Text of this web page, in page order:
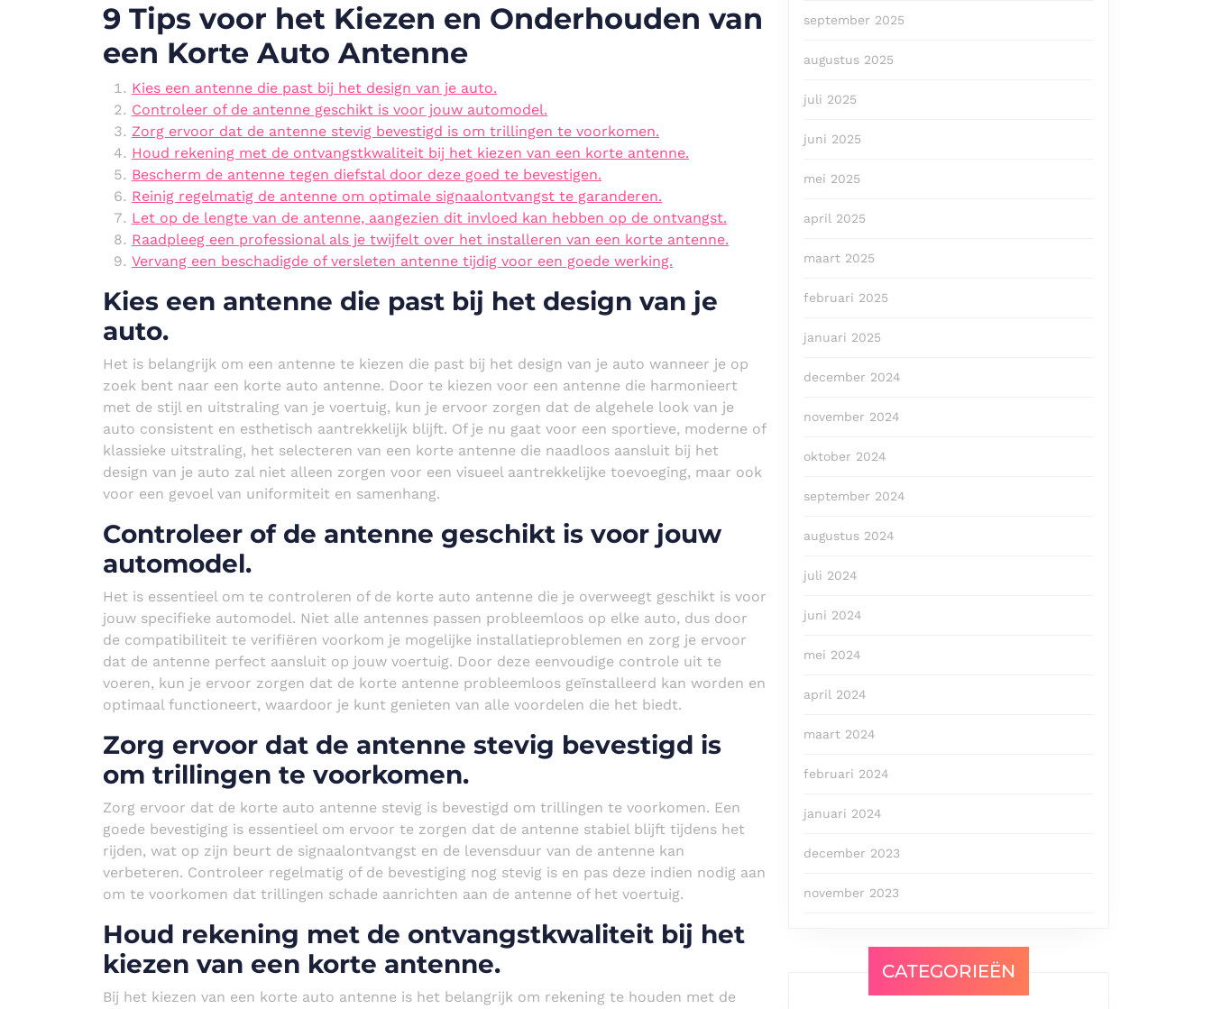
9 Tips voor het Kiezen en Onderhouden van
een Korte Auto Antenne
Kies een antenne die past bij het design van je auto.
Controleer of de antenne geschikt is voor jouw automodel.
Zorg ervoor dat de antenne stevig bevestigd is om trillingen te voorkomen.
Houd rekening met de ontvangstkwaliteit bij het kiezen van een korte antenne.
Bescherm de antenne tegen diefstal door deze goed te bevestigen.
Reinig regelmatig de antenne om optimale signaalontvangst te garanderen.
Let op de lengte van de antenne, aangezien dit invloed kan hebben op de ontvangst.
Raadpleeg een professional als je twijfelt over het installeren van een korte antenne.
Vervang een beschadigde of versleten antenne tijdig voor een goede werking.
Kies een antenne die past bij het design van je
auto.
Het is belangrijk om een antenne te kiezen die past bij het design van je auto wanneer je op
zoek bent naar een korte auto antenne. Door te kiezen voor een antenne die harmonieert
met de stijl en uitstraling van je voertuig, kun je ervoor zorgen dat de algehele look van je
auto consistent en esthetisch aantrekkelijk blijft. Of je nu gaat voor een sportieve, moderne of
klassieke uitstraling, het selecteren van een korte antenne die naadloos aansluit bij het
design van je auto zal niet alleen zorgen voor een visueel aantrekkelijke toevoeging, maar ook
voor een gevoel van uniformiteit en samenhang.
Controleer of de antenne geschikt is voor jouw
automodel.
Het is essentieel om te controleren of de korte auto antenne die je overweegt geschikt is voor
jouw specifieke automodel. Niet alle antennes passen probleemloos op elke auto, dus door
de compatibiliteit te verifiëren voorkom je mogelijke installatieproblemen en zorg je ervoor
dat de antenne perfect aansluit op jouw voertuig. Door deze eenvoudige controle uit te
voeren, kun je ervoor zorgen dat de korte antenne probleemloos geïnstalleerd kan worden en
optimaal functioneert, waardoor je kunt genieten van alle voordelen die het biedt.
Zorg ervoor dat de antenne stevig bevestigd is
om trillingen te voorkomen.
Zorg ervoor dat de korte auto antenne stevig is bevestigd om trillingen te voorkomen. Een
goede bevestiging is essentieel om ervoor te zorgen dat de antenne stabiel blijft tijdens het
rijden, wat op zijn beurt de signaalontvangst en de levensduur van de antenne kan
verbeteren. Controleer regelmatig of de bevestiging nog stevig is en pas deze indien nodig aan
om te voorkomen dat trillingen schade aanrichten aan de antenne of het voertuig.
Houd rekening met de ontvangstkwaliteit bij het
kiezen van een korte antenne.
Bij het kiezen van een korte auto antenne is het belangrijk om rekening te houden met de
september 2025
augustus 2025
juli 2025
juni 2025
mei 2025
april 2025
maart 2025
februari 2025
januari 2025
december 2024
november 2024
oktober 2024
september 2024
augustus 2024
juli 2024
juni 2024
mei 2024
april 2024
maart 2024
februari 2024
januari 2024
december 2023
november 2023
CATEGORIEËN